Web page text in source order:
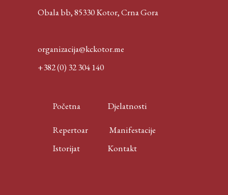
Obala bb, 85330 Kotor,Crna Gora
organizacija@kckotor.me
+382 (0) 32 304 140
Početna Djelatnosti
Repertoar
Manifestacije
Istorijat
Kontakt